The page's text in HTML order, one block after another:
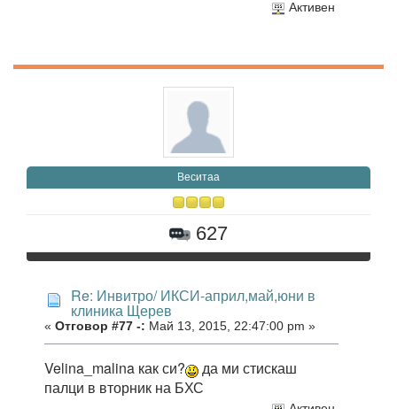
Активен
Веситаа
627
Re: Инвитро/ ИКСИ-април,май,юни в
клиника Щерев
« Отговор #77 -: Май 13, 2015, 22:47:00 pm »
Velina_malina как си?
да ми стискаш
палци в вторник на БХС